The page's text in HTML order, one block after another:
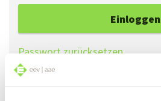
Einloggen
Passwort zurücksetzen